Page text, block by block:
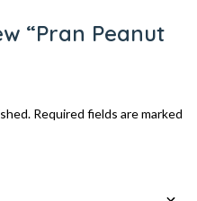
“Pran Peanut
Required fields are marked